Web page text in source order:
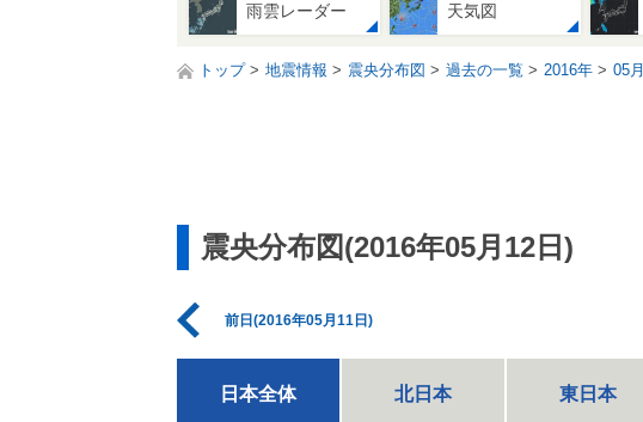
雨雲レーダー 天気図
トップ 地震情報 震央分布図 過去の一覧 2016年 05月
震央分布図(2016年05月12日)
前日(2016年05月11日)
日本全体 北日本 東日本